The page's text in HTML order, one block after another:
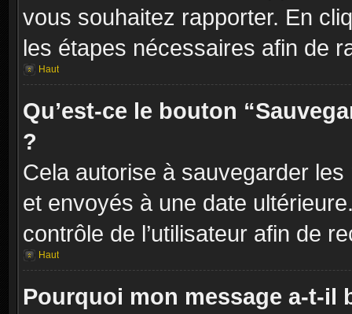
vous souhaitez rapporter. En
les étapes nécessaires afin de
Haut
Qu’est-ce le bouton
?
Cela autorise à sauvegarder
et envoyés à une date
contrôle de l’utilisateur afin de
Haut
Pourquoi mon message a-t-il